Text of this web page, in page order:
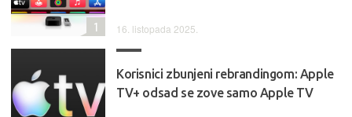
16. listopada 2025.
1
Korisnici zbunjeni rebrandingom: Apple
TV+ odsad se zove samo Apple TV